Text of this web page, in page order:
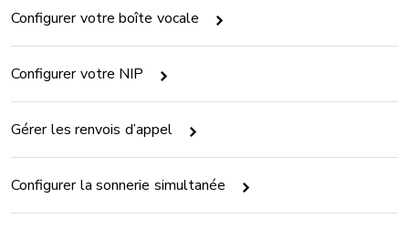
Configurer votre boîte vocale
Configurer votre NIP
Gérer les renvois d’appel
Configurer la sonnerie simultanée